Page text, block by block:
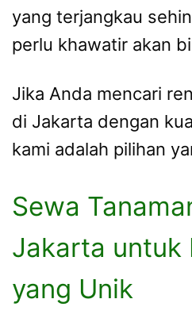
yang terjangkau
perlu khawatir akan
Jika Anda mencari
di Jakarta dengan
kami adalah pilihan
Sewa
Jakarta untuk
yang Unik